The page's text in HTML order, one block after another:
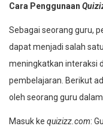
Cara Penggunaan
Sebagai seorang guru,
dapat menjadi salah
meningkatkan interaksi
pembelajaran. Berikut
oleh seorang guru
Masuk ke quizizz.com: